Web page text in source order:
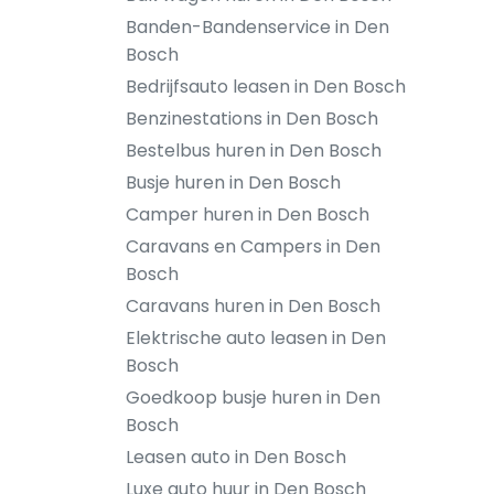
Banden-Bandenservice in Den
Bosch
Bedrijfsauto leasen in Den Bosch
Benzinestations in Den Bosch
Bestelbus huren in Den Bosch
Busje huren in Den Bosch
Camper huren in Den Bosch
Caravans en Campers in Den
Bosch
Caravans huren in Den Bosch
Elektrische auto leasen in Den
Bosch
Goedkoop busje huren in Den
Bosch
Leasen auto in Den Bosch